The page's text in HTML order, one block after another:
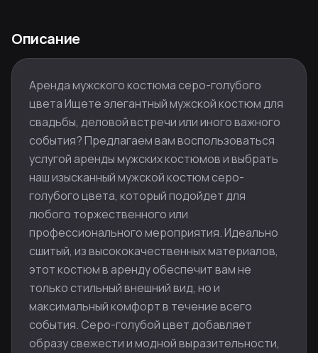
Описание
Аренда мужского костюма серо-голубого
цвета Ищете элегантный мужской костюм для
свадьбы, деловой встречи или иного важного
события? Предлагаем вам воспользоваться
услугой аренды мужских костюмов и выбрать
наш изысканный мужской костюм серо-
голубого цвета, который подойдет для
любого торжественного или
профессионального мероприятия. Идеально
сшитый, из высококачественных материалов,
этот костюм в аренду обеспечит вам не
только стильный внешний вид, но и
максимальный комфорт в течение всего
события. Серо-голубой цвет добавляет
образу свежести и модной выразительности,